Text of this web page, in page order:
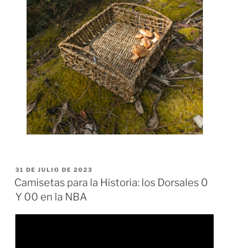
PUBLICADO
EL
31 DE JULIO DE 2023
Camisetas para la Historia: los Dorsales 0
Y 00 en la NBA